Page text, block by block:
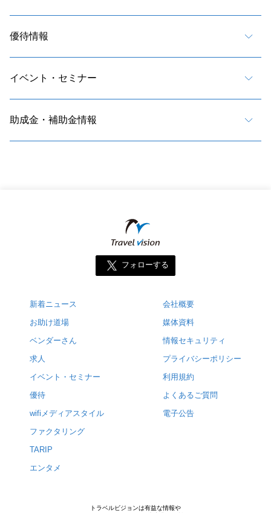
優待情報
イベント・セミナー
助成金・補助金情報
フォローする
新着ニュース
お助け道場
ベンダーさん
求人
イベント・セミナー
優待
wifiメディアスタイル
ファクタリング
TARIP
エンタメ
会社概要
媒体資料
情報セキュリティ
プライバシーポリシー
利用規約
よくあるご質問
電子公告
トラベルビジョンは有益な情報や